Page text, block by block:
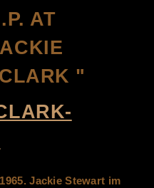
AT
"
Jackie Stewart im